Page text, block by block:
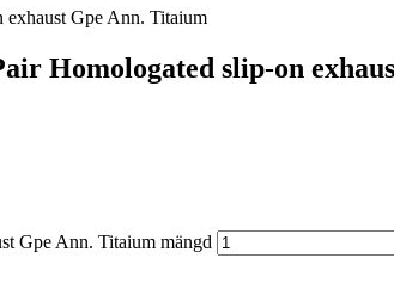
exhaust Gpe Ann. Titaium
Homologated slip-on
Gpe Ann. Titaium mängd